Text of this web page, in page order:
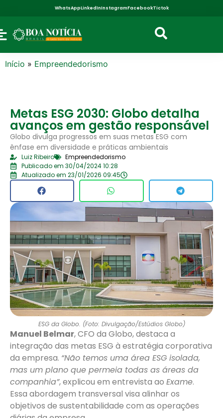
WhatsAppLinkedInInstagramFacebookTictok
Início » Empreendedorismo
Metas ESG 2030: Globo detalha
avanços em gestão responsável
Globo divulga progressos em suas metas ESG com
ênfase em diversidade e práticas ambientais
Luiz Ribeiro
Empreendedorismo
Publicado em 30/04/2024 10:28
Atualizado em 23/01/2026 09:45
ESG da Globo. (Foto: Divulgação/Estúdios Globo)
Manuel Belmar, CFO da Globo, destaca a
integração das metas ESG à estratégia corporativa
da empresa. “Não temos uma área ESG isolada,
mas um plano que permeia todas as áreas da
companhia”, explicou em entrevista ao Exame.
Essa abordagem transversal visa alinhar os
objetivos de sustentabilidade com as operações